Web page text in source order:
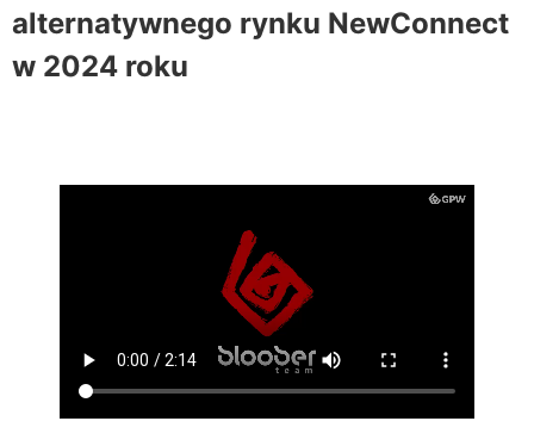
alternatywnego rynku NewConnect
w 2024 roku